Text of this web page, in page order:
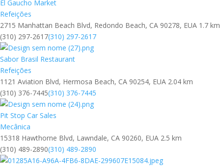
El Gaucho Market
Refeições
2715 Manhattan Beach Blvd, Redondo Beach, CA 90278, EUA 1.7 km
(310) 297-2617(310) 297-2617
Sabor Brasil Restaurant
Refeições
1121 Aviation Blvd, Hermosa Beach, CA 90254, EUA 2.04 km
(310) 376-7445(310) 376-7445
Pit Stop Car Sales
Mecânica
15318 Hawthorne Blvd, Lawndale, CA 90260, EUA 2.5 km
(310) 489-2890(310) 489-2890